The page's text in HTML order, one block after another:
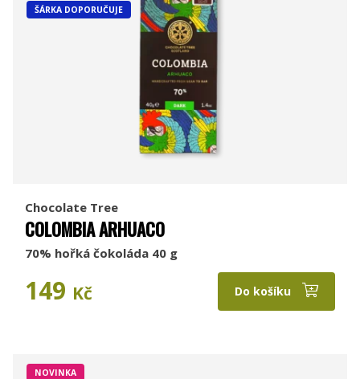
ŠÁRKA DOPORUČUJE
Chocolate Tree
COLOMBIA ARHUACO
70% hořká čokoláda 40 g
149 Kč Do košíku
NOVINKA